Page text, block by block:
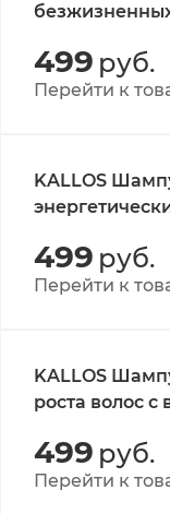
1л.
499 руб.
Перейти к
KALLOS
499 руб.
Перейти к
KALLOS
роста волос с
499 руб.
Перейти к